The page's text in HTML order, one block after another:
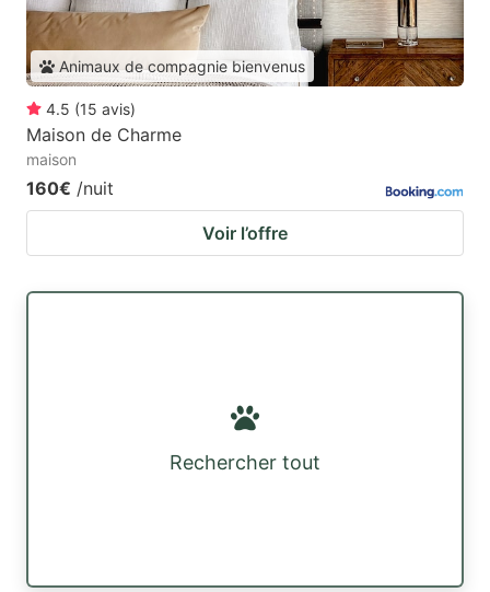
Animaux de compagnie bienvenus
4.5 (15 avis)
Maison de Charme
maison
160€ /nuit
Voir l’offre
Rechercher tout